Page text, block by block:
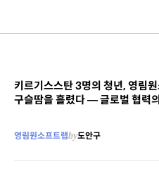
키르기스스탄 3명의 청년, 영림
구슬땀을 흘렸다 ― 글로벌 협력
영림원소프트랩by도안구